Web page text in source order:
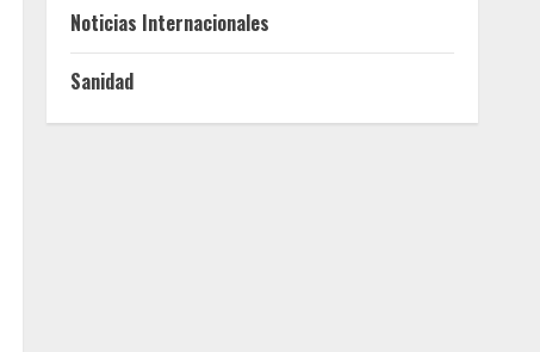
Noticias Internacionales
Sanidad